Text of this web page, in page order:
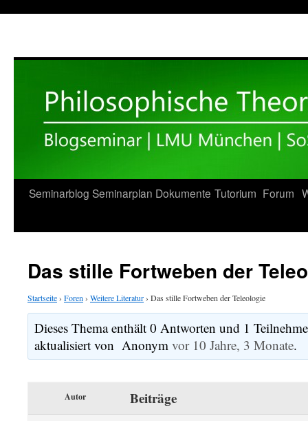
Zum
Seminarblog Seminarplan Dokumente Tutorium Forum
Das stille Fortweben der
Startseite› Foren › Weitere Literatur› Das stille Fortweben der Teleologie
Dieses Thema enthält 0 Antworten und 1
aktualisiert von Anonymvor 10 Jahre, 3 Monate.
Autor Beiträge